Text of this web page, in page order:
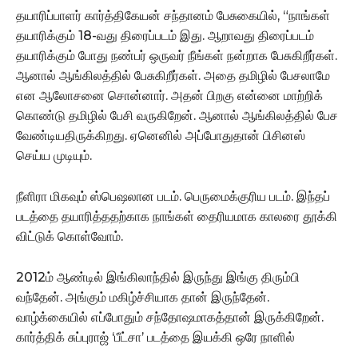
தயாரிப்பாளர் கார்த்திகேயன் சந்தானம் பேசுகையில், “நாங்கள்
தயாரிக்கும் 18-வது திரைப்படம் இது. ஆறாவது திரைப்படம்
தயாரிக்கும் போது நண்பர் ஒருவர் நீங்கள் நன்றாக பேசுகிறீர்கள்.
ஆனால் ஆங்கிலத்தில் பேசுகிறீர்கள். அதை தமிழில் பேசலாமே
என ஆலோசனை சொன்னார். அதன் பிறகு என்னை மாற்றிக்
கொண்டு தமிழில் பேசி வருகிறேன். ஆனால் ஆங்கிலத்தில் பேச
வேண்டியதிருக்கிறது. ஏனெனில் அப்போதுதான் பிசினஸ்
செய்ய முடியும்.
நீளிரா மிகவும் ஸ்பெஷலான படம். பெருமைக்குரிய படம். இந்தப்
படத்தை தயாரித்ததற்காக நாங்கள் தைரியமாக காலரை தூக்கி
விட்டுக் கொள்வோம்.
2012ம் ஆண்டில் இங்கிலாந்தில் இருந்து இங்கு திரும்பி
வந்தேன். அங்கும் மகிழ்ச்சியாக தான் இருந்தேன்.
வாழ்க்கையில் எப்போதும் சந்தோஷமாகத்தான் இருக்கிறேன்.
கார்த்திக் சுப்புராஜ் ‘பீட்சா’ படத்தை இயக்கி ஒரே நாளில்